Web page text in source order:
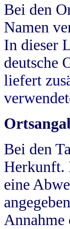
Bei den
Namen
In dieser
deutsche
liefert
Bei den
Herkunft.
eine